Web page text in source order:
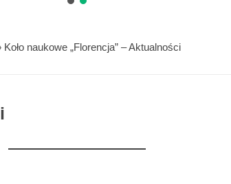
Koło naukowe „Florencja” – Aktualności